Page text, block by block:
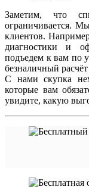
Заметим, что
ограничивается.
клиентов.
диагностики и
подъедем к вам по
безналичный
С нами скупка
которые вам
увидите, какую